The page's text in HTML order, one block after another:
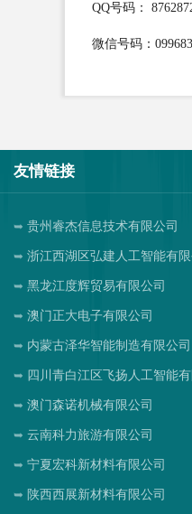
QQ号码：
微信号码：
友情链接
贵州睿杰信息技术有限公司
浙江西湖区弘建人工智能有限
黑龙江度辉贸易有限公司
澳门正大电子有限公司
内蒙古泽华智能制造有限公司
四川青白江区飞扬人工智能有
澳门森诺机械有限公司
云南科力旅游有限公司
宁夏宏科新材料有限公司
陕西西展新材料有限公司